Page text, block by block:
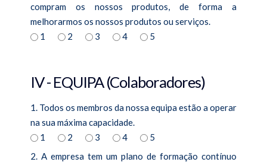
compram os nossos produtos, de forma a
melhorarmos os nossos produtos ou serviços.
1
2 3 4 5
IV - EQUIPA (Colaboradores)
1. Todos os membros da nossa equipa estão a operar
na sua máxima capacidade.
1
2 3 4
5
2. A empresa tem um plano de formação contínuo